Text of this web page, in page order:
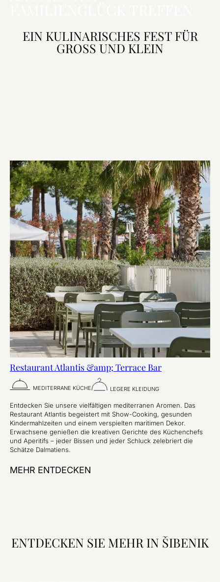
EIN KULINARISCHES FEST FÜR
GROSS UND KLEIN
Restaurant Atlantis &amp; Terrace Bar
MEDITERRANE KÜCHE LEGERE KLEIDUNG
Entdecken Sie unsere vielfältigen mediterranen Aromen. Das
Restaurant Atlantis begeistert mit Show-Cooking, gesunden
Kindermahlzeiten und einem verspielten maritimen Dekor.
Erwachsene genießen die kreativen Gerichte des Küchenchefs
und Aperitifs – jeder Bissen und jeder Schluck zelebriert die
Schätze Dalmatiens.
MEHR ENTDECKEN
ENTDECKEN SIE MEHR IN ŠIBENIK